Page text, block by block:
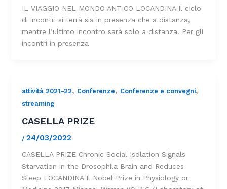
IL VIAGGIO NEL MONDO ANTICO LOCANDINA Il ciclo
di incontri si terrà sia in presenza che a distanza,
mentre l’ultimo incontro sarà solo a distanza. Per gli
incontri in presenza
attività 2021-22, Conferenze, Conferenze e convegni,
streaming
CASELLA PRIZE
/ 24/03/2022
CASELLA PRIZE Chronic Social Isolation Signals
Starvation in the Drosophila Brain and Reduces
Sleep LOCANDINA Il Nobel Prize in Physiology or